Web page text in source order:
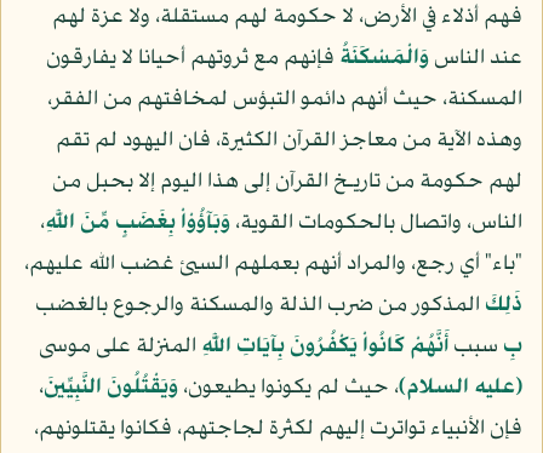
فهم أذلاء في الأرض، لا حكومة لهم مستقلة، ولا عزة لهم
عند الناسوَالْمَسْكَنَةُ فإنهم مع ثروتهم أحيانا لا يفارقون
المسكنة، حيث أنهم دائمو التبؤس لمخافتهم من الفقر،
وهذه الآية من معاجز القرآن الكثيرة، فان اليهود لم تقم
لهم حكومة من تاريـخ القرآن إلى هذا اليوم إلا بحبل من
الناس، واتصال بالحكومات القوية،وَبَآؤُوْاْ بِغَضَبٍ مِّنَ اللَّهِ،
"باء" أي رجع، والمراد أنهم بعملهم السيئ غضب الله عليهم،
ذَلِكَ المذكور من ضرب الذلة والمسكنة والرجوع بالغضب
بِ سببأَنَّهُمْ كَانُواْ يَكْفُرُونَ بِآيَاتِ اللَّهِ المنزلة على موسى
(عليه السلام)، حيث لم يكونوا يطيعون،وَيَقْتُلُونَ النَّبِيِّينَ،
فإن الأنبياء تواترت إليهم لكثرة لجاجتهم، فكانوا يقتلونهم،